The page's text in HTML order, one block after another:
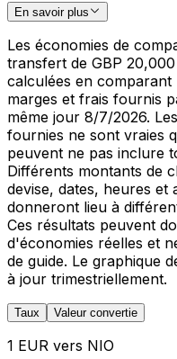
En savoir plus
Les économies de
transfert de GBP
calculées en
marges et frais fournis
même jour 8/7/2026.
fournies ne sont vraies
peuvent ne pas inclure
Différents montants de
devise, dates, heures et
donneront lieu à
Ces résultats peuvent
d'économies réelles et
de guide. Le graphique
à jour trimestriellement.
Taux Valeur convertie
1 EUR vers NIO